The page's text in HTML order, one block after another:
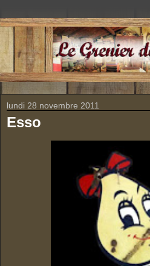
lundi 28 novembre 2011
Esso